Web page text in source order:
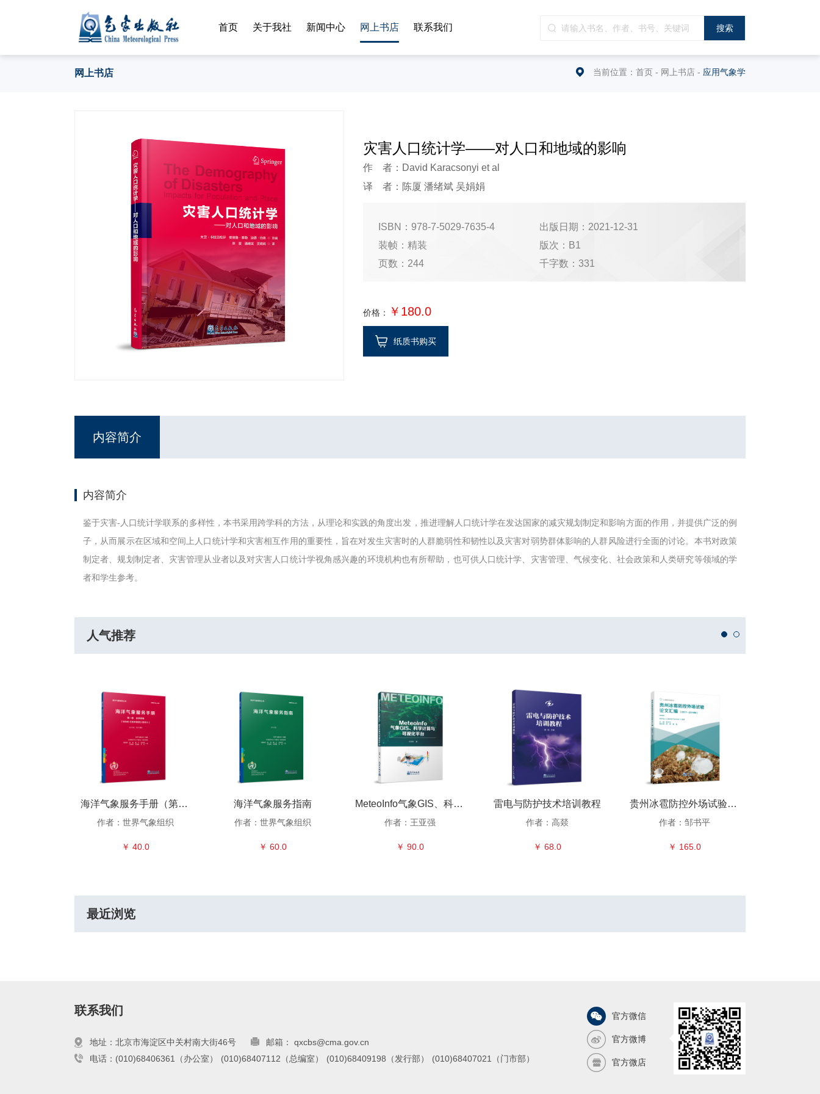
首页 关于我社 新闻中心 网上书店 联系我们
网上书店 当前位置： 首页 - 网上书店 - 应用气象学
灾害人口统计学——对人口和地域的影响
作 者：David Karacsonyi et al
译 者：陈厦 潘绪斌 吴娟娟
ISBN：978-7-5029-7635-4
出版日期：2021-12-31
装帧：精装
版次：B1
页数：244
千字数：331
价格： ￥180.0
纸质书购买
内容简介
内容简介
鉴于灾害-人口统计学联系的多样性，本书采用跨学科的方法，从理论和实践的角度出发，推进理解人口统计学在发达国家的减灾规划制定和影响方面的作用，并提供广泛的例
子，从而展示在区域和空间上人口统计学和灾害相互作用的重要性，旨在对发生灾害时的人群脆弱性和韧性以及灾害对弱势群体影响的人群风险进行全面的讨论。本书对政策
制定者、规划制定者、灾害管理从业者以及对灾害人口统计学视角感兴趣的环境机构也有所帮助，也可供人口统计学、灾害管理、气候变化、社会政策和人类研究等领域的学
者和学生参考。
人气推荐
海洋气象服务手册（第一卷 全球领域）
作者：世界气象组织
￥ 40.0
海洋气象服务指南
作者：世界气象组织
￥ 60.0
MeteoInfo气象GIS、科学计算与可视化平台
作者：王亚强
￥ 90.0
雷电与防护技术培训教程
作者：高燚
￥ 68.0
贵州冰雹防控外场试验论文汇编（2017—2019年）
作者：邹书平
￥ 165.0
最近浏览
官方微信
官方微博
官方微店
联系我们
地址：北京市海淀区中关村南大街46号
邮箱： qxcbs@cma.gov.cn
电话：(010)68406361（办公室）
(010)68407112（总编室） (010)68409198（发行部） (010)68407021（门市部）